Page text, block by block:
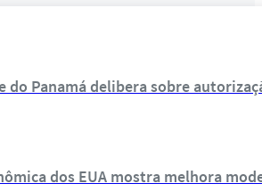
do Panamá delibera sobre
dos EUA mostra melhora